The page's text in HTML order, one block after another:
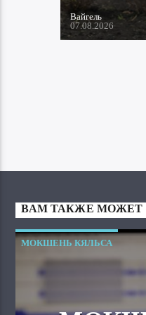
Вайгель
07.08.2026
ВАМ ТАКЖЕ МОЖЕТ
МОКШЕНЬ КЯЛЬСА